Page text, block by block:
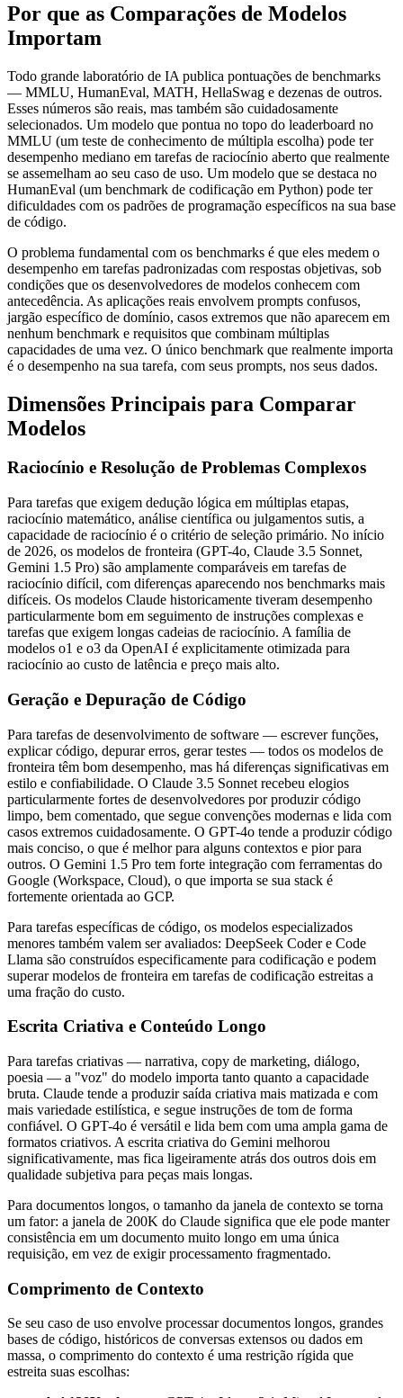
Por que as Comparações de Modelos
Importam
Todo grande laboratório de IA publica pontuações de benchmarks
— MMLU, HumanEval, MATH, HellaSwag e dezenas de outros.
Esses números são reais, mas também são cuidadosamente
selecionados. Um modelo que pontua no topo do leaderboard no
MMLU (um teste de conhecimento de múltipla escolha) pode ter
desempenho mediano em tarefas de raciocínio aberto que realmente
se assemelham ao seu caso de uso. Um modelo que se destaca no
HumanEval (um benchmark de codificação em Python) pode ter
dificuldades com os padrões de programação específicos na sua base
de código.
O problema fundamental com os benchmarks é que eles medem o
desempenho em tarefas padronizadas com respostas objetivas, sob
condições que os desenvolvedores de modelos conhecem com
antecedência. As aplicações reais envolvem prompts confusos,
jargão específico de domínio, casos extremos que não aparecem em
nenhum benchmark e requisitos que combinam múltiplas
capacidades de uma vez. O único benchmark que realmente importa
é o desempenho na sua tarefa, com seus prompts, nos seus dados.
Dimensões Principais para Comparar
Modelos
Raciocínio e Resolução de Problemas Complexos
Para tarefas que exigem dedução lógica em múltiplas etapas,
raciocínio matemático, análise científica ou julgamentos sutis, a
capacidade de raciocínio é o critério de seleção primário. No início
de 2026, os modelos de fronteira (GPT-4o, Claude 3.5 Sonnet,
Gemini 1.5 Pro) são amplamente comparáveis em tarefas de
raciocínio difícil, com diferenças aparecendo nos benchmarks mais
difíceis. Os modelos Claude historicamente tiveram desempenho
particularmente bom em seguimento de instruções complexas e
tarefas que exigem longas cadeias de raciocínio. A família de
modelos o1 e o3 da OpenAI é explicitamente otimizada para
raciocínio ao custo de latência e preço mais alto.
Geração e Depuração de Código
Para tarefas de desenvolvimento de software — escrever funções,
explicar código, depurar erros, gerar testes — todos os modelos de
fronteira têm bom desempenho, mas há diferenças significativas em
estilo e confiabilidade. O Claude 3.5 Sonnet recebeu elogios
particularmente fortes de desenvolvedores por produzir código
limpo, bem comentado, que segue convenções modernas e lida com
casos extremos cuidadosamente. O GPT-4o tende a produzir código
mais conciso, o que é melhor para alguns contextos e pior para
outros. O Gemini 1.5 Pro tem forte integração com ferramentas do
Google (Workspace, Cloud), o que importa se sua stack é
fortemente orientada ao GCP.
Para tarefas específicas de código, os modelos especializados
menores também valem ser avaliados: DeepSeek Coder e Code
Llama são construídos especificamente para codificação e podem
superar modelos de fronteira em tarefas de codificação estreitas a
uma fração do custo.
Escrita Criativa e Conteúdo Longo
Para tarefas criativas — narrativa, copy de marketing, diálogo,
poesia — a "voz" do modelo importa tanto quanto a capacidade
bruta. Claude tende a produzir saída criativa mais matizada e com
mais variedade estilística, e segue instruções de tom de forma
confiável. O GPT-4o é versátil e lida bem com uma ampla gama de
formatos criativos. A escrita criativa do Gemini melhorou
significativamente, mas fica ligeiramente atrás dos outros dois em
qualidade subjetiva para peças mais longas.
Para documentos longos, o tamanho da janela de contexto se torna
um fator: a janela de 200K do Claude significa que ele pode manter
consistência em um documento muito longo em uma única
requisição, em vez de exigir processamento fragmentado.
Comprimento de Contexto
Se seu caso de uso envolve processar documentos longos, grandes
bases de código, históricos de conversas extensos ou dados em
massa, o comprimento do contexto é uma restrição rígida que
estreita suas escolhas: